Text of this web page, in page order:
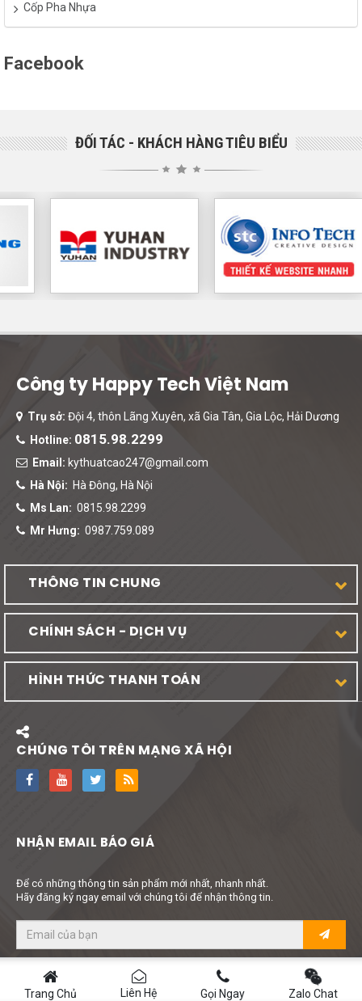
Cốp Pha Nhựa
Facebook
ĐỐI TÁC - KHÁCH HÀNG TIÊU BIỂU
Công ty Happy Tech Việt Nam
Trụ sở: Đội 4, thôn Lãng Xuyên, xã Gia Tân, Gia Lộc, Hải Dương
Hotline: 0815.98.2299
Email: kythuatcao247@gmail.com
Hà Nội: Hà Đông, Hà Nội
Ms Lan: 0815.98.2299
Mr Hưng: 0987.759.089
THÔNG TIN CHUNG
CHÍNH SÁCH - DỊCH VỤ
HÌNH THỨC THANH TOÁN
CHÚNG TÔI TRÊN MẠNG XÃ HỘI
NHẬN EMAIL BÁO GIÁ
Để có những thông tin sản phẩm mới nhất, nhanh nhất.
Hãy đăng ký ngay email với chúng tôi để nhận thông tin.
© 2024 - Kythuatcao.com. bởi STC Infotech
Trang Chủ Liên Hệ Gọi Ngay Zalo Chat